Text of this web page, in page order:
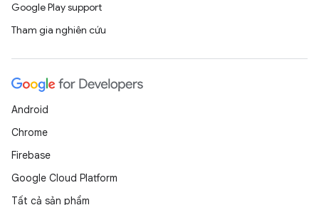
Google Play support
Tham gia nghiên cứu
Android
Chrome
Firebase
Google Cloud Platform
Tất cả sản phẩm